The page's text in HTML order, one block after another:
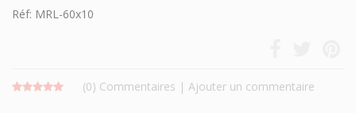
Réf: MRL-60x10
(0) Commentaires | Ajouter un commentaire